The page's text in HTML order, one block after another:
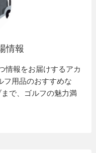
情報
情報をお届けするアカ
フ用品のおすすめな
で、ゴルフの魅力満